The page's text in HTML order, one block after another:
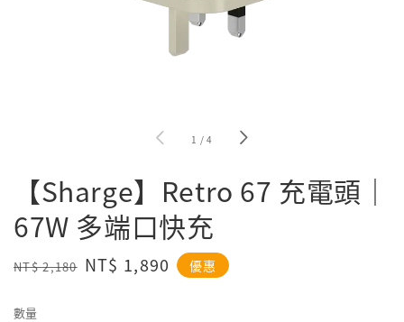
1 /4
【Sharge】Retro 67 充電頭｜
67W 多端口快充
Regular
NT$ 2,180 Sale
NT$ 1,890 優惠
數量